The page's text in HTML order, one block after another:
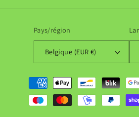
Pays/région
Belgique (EUR €)
Moyens
paiement